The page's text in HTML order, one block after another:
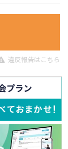
違反報告はこちら